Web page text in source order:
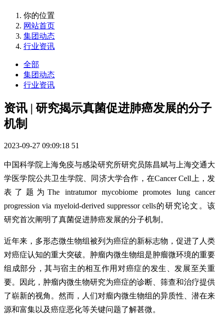
你的位置
网站首页
集团动态
行业资讯
全部
集团动态
行业资讯
资讯 | 研究揭示真菌促进肺癌发展的分子
机制
2023-09-27 09:09:18 51
中国科学院上海免疫与感染研究所研究员陈昌斌与上海交通大
学医学院公共卫生学院、同济大学合作，在Cancer Cell上，发
表了题为The intratumor mycobiome promotes lung cancer
progression via myeloid-derived suppressor cells的研究论文。该
研究首次阐明了真菌促进肺癌发展的分子机制。
近年来，多形态微生物组被列为癌症的新标志物，促进了人类
对癌症认知的重大突破。肿瘤内微生物组是肿瘤微环境的重要
组成部分，其与宿主的相互作用对癌症的发生、发展至关重
要。因此，肿瘤内微生物研究为癌症的诊断 筛查和治疗提供
了崭新的视角。然而，人们对瘤内微生物组的异质性、潜在来
源和富集以及癌症恶化等关键问题了解甚微。